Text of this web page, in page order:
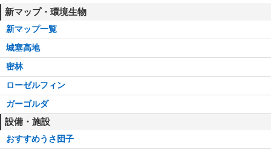
新マップ・環境生物
新マップ一覧
城塞高地
密林
ローゼルフィン
ガーゴルダ
設備・施設
おすすめうさ団子